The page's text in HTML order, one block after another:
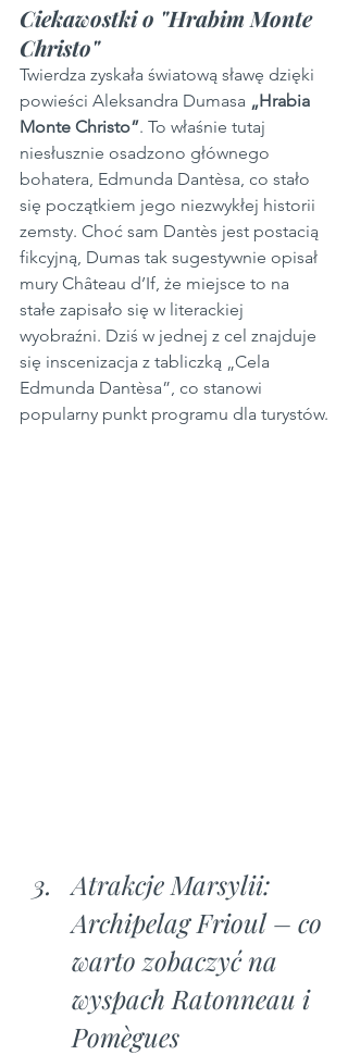
Ciekawostki o "Hrabim Monte
Christo"
Twierdza zyskała światową sławę dzięki
powieści Aleksandra Dumasa „Hrabia
Monte Christo”. To właśnie tutaj
niesłusznie osadzono głównego
bohatera, Edmunda Dantèsa, co stało
się początkiem jego niezwykłej historii
zemsty. Choć sam Dantès jest postacią
fikcyjną, Dumas tak sugestywnie opisał
mury Château d’If, że miejsce to na
stałe zapisało się w literackiej
wyobraźni. Dziś w jednej z cel znajduje
się inscenizacja z tabliczką „Cela
Edmunda Dantèsa”, co stanowi
popularny punkt programu dla turystów.
Atrakcje Marsylii:
Archipelag Frioul – co
warto zobaczyć na
wyspach Ratonneau i
Pomègues